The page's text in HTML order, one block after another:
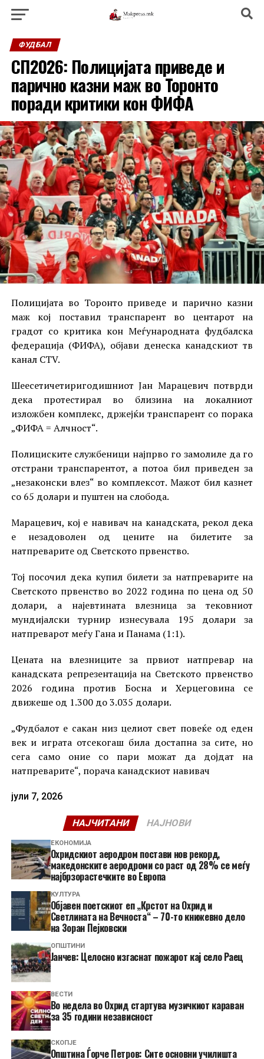
ФУДБАЛ
СП2026: Полицијата приведе и
парично казни маж во Торонто
поради критики кон ФИФА
Полицијата во Торонто приведе и парично казни
маж кој поставил транспарент во центарот на
градот со критика кон Меѓународната фудбалска
федерација (ФИФА), објави денеска канадскиот тв
канал CTV.
Шеесетичетиригодишниот Јан Марацевич потврди
дека протестирал во близина на локалниот
изложбен комплекс, држејќи транспарент со порака
„ФИФА = Алчност“.
Полициските службеници најпрво го замолиле да го
отстрани транспарентот, а потоа бил приведен за
„незаконски влез“ во комплексот. Мажот бил казнет
со 65 долари и пуштен на слобода.
Марацевич, кој е навивач на канадската, рекол дека
е незадоволен од цените на билетите за
натпреварите од Светското првенство.
Тој посочил дека купил билети за натпреварите на
Светското првенство во 2022 година по цена од 50
долари, а најевтината влезница за тековниот
мундијалски турнир изнесувала 195 долари за
натпреварот меѓу Гана и Панама (1:1).
Цената на влезниците за првиот натпревар на
канадската репрезентација на Светското првенство
2026 година против Босна и Херцеговина се
движеше од 1.300 до 3.035 долари.
„Фудбалот е сакан низ целиот свет повеќе од еден
век и играта отсекогаш била достапна за сите, но
сега само оние со пари можат да дојдат на
натпреварите“, порача канадскиот навивач
јули 7, 2026
НАЈЧИТАНИ НАЈНОВИ
ЕКОНОМИЈА
Охридскиот аеродром постави нов рекорд,
македонските аеродроми со раст од 28% се меѓу
најбрзорастечките во Европа
КУЛТУРА
Објавен поетскиот еп „Крстот на Охрид и
Светлината на Вечноста“ – 70-то книжевно дело
на Зоран Пејковски
ОПШТИНИ
Јанчев: Целосно изгаснат пожарот кај село Раец
ВЕСТИ
Во недела во Охрид стартува музичкиот караван
за 35 години независност
СКОПЈЕ
Општина Ѓорче Петров: Сите основни училишта